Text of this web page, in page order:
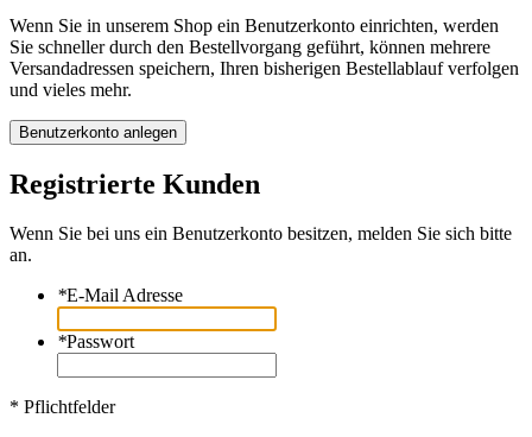
Wenn Sie in unserem Shop ein Benutzerkonto einrichten, werden
Sie schneller durch den Bestellvorgang geführt, können mehrere
Versandadressen speichern, Ihren bisherigen Bestellablauf verfolgen
und vieles mehr.
Benutzerkonto anlegen
Registrierte Kunden
Wenn Sie bei uns ein Benutzerkonto besitzen, melden Sie sich bitte
an.
*E-Mail Adresse
*Passwort
* Pflichtfelder